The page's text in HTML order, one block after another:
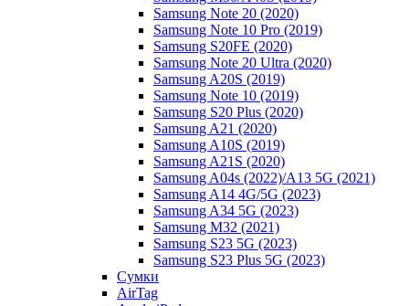
Samsung Note 20 (2020)
Samsung Note 10 Pro (2019)
Samsung S20FE (2020)
Samsung Note 20 Ultra (2020)
Samsung A20S (2019)
Samsung Note 10 (2019)
Samsung S20 Plus (2020)
Samsung A21 (2020)
Samsung A10S (2019)
Samsung A21S (2020)
Samsung A04s (2022)/А13 5G (2021)
Samsung A14 4G/5G (2023)
Samsung A34 5G (2023)
Samsung M32 (2021)
Samsung S23 5G (2023)
Samsung S23 Plus 5G (2023)
Сумки
AirTag